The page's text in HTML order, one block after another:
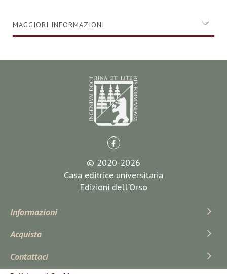
MAGGIORI INFORMAZIONI
© 2020-2026
Casa editrice universitaria
Edizioni dell'Orso
Informazioni
Acquista
Contattaci